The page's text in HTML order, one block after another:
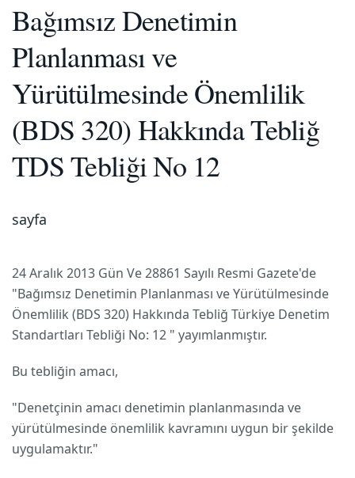
Bağımsız Denetimin
Planlanması ve
Yürütülmesinde Önemlilik
(BDS 320) Hakkında Tebliğ
TDS Tebliği No 12
sayfa
24 Aralık 2013 Gün Ve 28861 Sayılı Resmi Gazete'de
"Bağımsız Denetimin Planlanması ve Yürütülmesinde
Önemlilik (BDS 320) Hakkında Tebliğ Türkiye Denetim
Standartları Tebliği No: 12 " yayımlanmıştır.
Bu tebliğin amacı,
"Denetçinin amacı denetimin planlanmasında ve
yürütülmesinde önemlilik kavramını uygun bir şekilde
uygulamaktır."